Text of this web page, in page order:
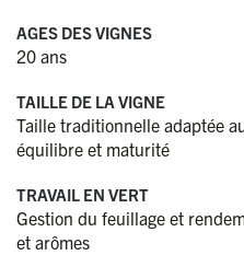
AGES DES VIGNES
20 ans
TAILLE DE LA VIGNE
Taille traditionnelle adaptée
équilibre et maturité
TRAVAIL EN VERT
Gestion du feuillage et
et arômes